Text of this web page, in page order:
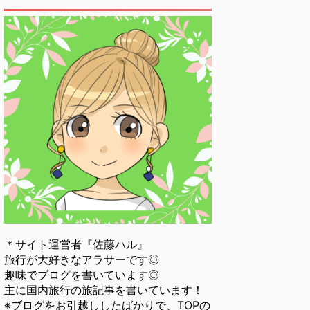
＊サイト運営者『佐藤ハル』
旅行が大好きなアラサーです◎
趣味でブログを書いています◎
主に国内旅行の旅記事を書いています！
※ブログをお引越ししたばかりで、TOPの